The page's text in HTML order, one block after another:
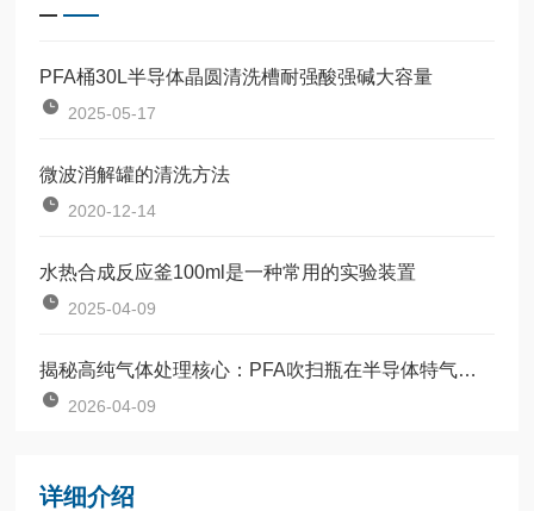
PFA桶30L半导体晶圆清洗槽耐强酸强碱大容量
2025-05-17
微波消解罐的清洗方法
2020-12-14
水热合成反应釜100ml是一种常用的实验装置
2025-04-09
揭秘高纯气体处理核心：PFA吹扫瓶在半导体特气纯化中的关键角色
2026-04-09
详细介绍